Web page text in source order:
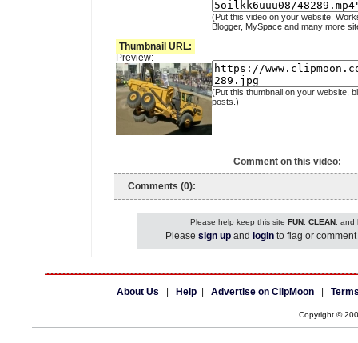
(Put this video on your website.
Blogger, MySpace and many more
Thumbnail URL:
Preview:
(Put this thumbnail on your website,
posts.)
Comment on this video:
Comments (0):
Please help keep this site FUN, CLEAN, and
Please sign up and login to flag or
About Us Help Advertise on ClipMoon
Copyright ©